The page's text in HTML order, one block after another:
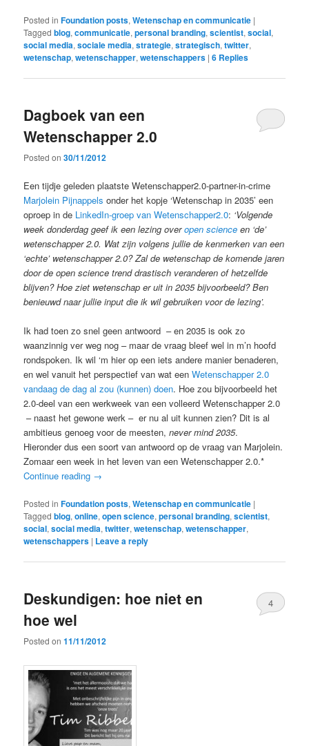
Posted in Foundation posts,Wetenschap en communicatie |
Tagged blog,communicatie,personal branding,scientist,social,
social media,sociale media,strategie,strategisch,twitter,
wetenschap,wetenschapper,wetenschappers |6 Replies
Dagboek van een
Wetenschapper 2.0
Posted on30/11/2012
Een tijdje geleden plaatste Wetenschapper2.0-partner-in-crime
Marjolein Pijnappels onder het kopje ‘Wetenschap in 2035’ een
oproep in de LinkedIn-groep van Wetenschapper2.0: ‘Volgende
week donderdag geef ik een lezing overopen science en ‘de’
wetenschapper 2.0. Wat zijn volgens jullie de kenmerken van een
‘echte’ wetenschapper 2.0? Zal de wetenschap de komende jaren
door de open science trend drastisch veranderen of hetzelfde
blijven? Hoe ziet wetenschap er uit in 2035 bijvoorbeeld? Ben
benieuwd naar jullie input die ik wil gebruiken voor de lezing’.
Ik had toen zo snel geen antwoord – en 2035 is ook zo
waanzinnig ver weg nog – maar de vraag bleef wel in m’n hoofd
rondspoken. Ik wil ‘m hier op een iets andere manier benaderen,
en wel vanuit het perspectief van wat eenWetenschapper 2.0
vandaag de dag al zou (kunnen) doen. Hoe zou bijvoorbeeld het
2.0-deel van een werkweek van een volleerd Wetenschapper 2.0
– naast het gewone werk – er nu al uit kunnen zien? Dit is al
ambitieus genoeg voor de meesten,never mind 2035.
Hieronder dus een soort van antwoord op de vraag van Marjolein.
Zomaar een week in het leven van een Wetenschapper 2.0.*
Continue reading →
Posted in Foundation posts,Wetenschap en communicatie |
Tagged blog,online,open science,personal branding,scientist,
social,social media,twitter,wetenschap,wetenschapper,
wetenschappers | Leave a reply
Deskundigen: hoe niet en
hoe wel
Posted on11/11/2012
4